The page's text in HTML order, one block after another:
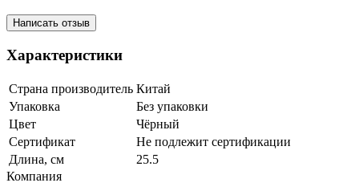
Написать отзыв
Характеристики
Страна производитель Китай
Упаковка
Без упаковки
Цвет
Чёрный
Сертификат
Не подлежит сертификации
Длина, см
25.5
Компания